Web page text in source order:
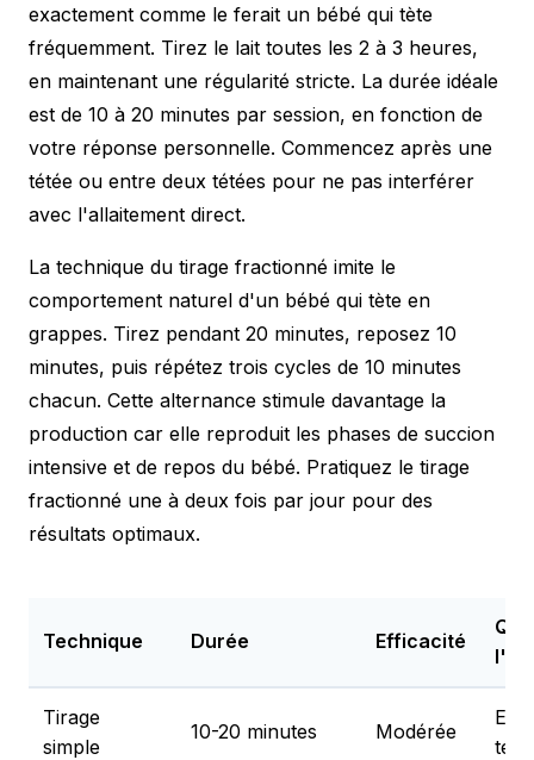
exactement comme le ferait un bébé qui tète
fréquemment. Tirez le lait toutes les 2 à 3 heures,
en maintenant une régularité stricte. La durée idéale
est de 10 à 20 minutes par session, en fonction de
votre réponse personnelle. Commencez après une
tétée ou entre deux tétées pour ne pas interférer
avec l'allaitement direct.
La technique du tirage fractionné imite le
comportement naturel d'un bébé qui tète en
grappes. Tirez pendant 20 minutes, reposez 10
minutes, puis répétez trois cycles de 10 minutes
chacun. Cette alternance stimule davantage la
production car elle reproduit les phases de succion
intensive et de repos du bébé. Pratiquez le tirage
fractionné une à deux fois par jour pour des
résultats optimaux.
Technique Durée Efficacité
Tirage
simple
10-20 minutes Modérée